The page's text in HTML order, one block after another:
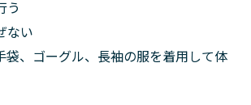
う
ない
袋、ゴーグル、長袖の服を着用して体